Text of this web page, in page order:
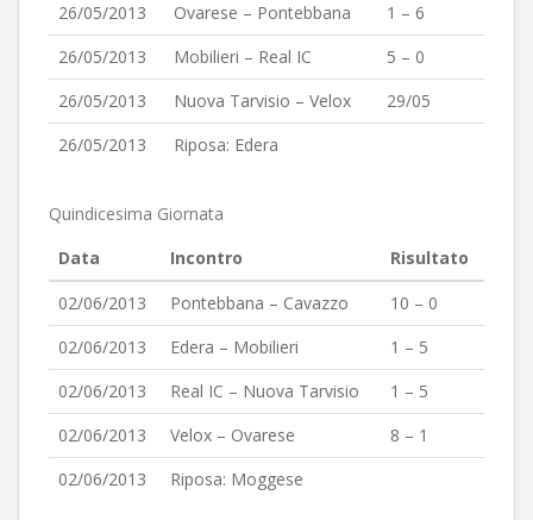
26/05/2013
Ovarese – Pontebbana
1 – 6
26/05/2013
Mobilieri – Real IC
5 – 0
26/05/2013
Nuova Tarvisio – Velox
29/05
26/05/2013
Riposa: Edera
Quindicesima Giornata
Data
Incontro
Risultato
02/06/2013
Pontebbana – Cavazzo
10 – 0
02/06/2013
Edera – Mobilieri
1 – 5
02/06/2013
Real IC – Nuova Tarvisio
1 – 5
02/06/2013
Velox – Ovarese
8 – 1
02/06/2013
Riposa: Moggese